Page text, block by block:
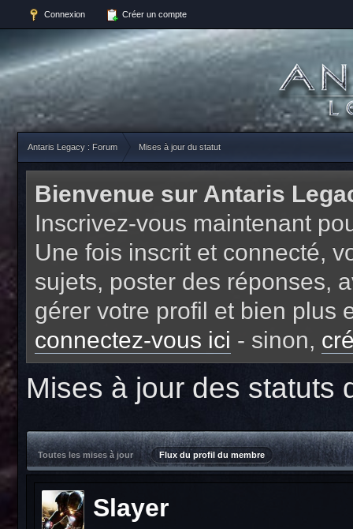
Connexion Créer un compte
Antaris Legacy : Forum Mises à jour du statut
Bienvenue sur Antaris
Inscrivez-vous maintenant
Une fois inscrit et connecté,
sujets, poster des réponses,
gérer votre profil et bien plus
connectez-vous ici - sinon,
Mises à jour des statuts
Toutes les mises à jour Flux du profil du membre
Slayer